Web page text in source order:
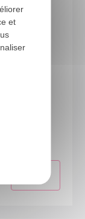
sonore,
et